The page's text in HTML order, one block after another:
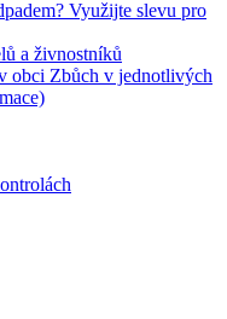
Využijte slevu pro
a živnostníků
obci Zbůch v jednotlivých